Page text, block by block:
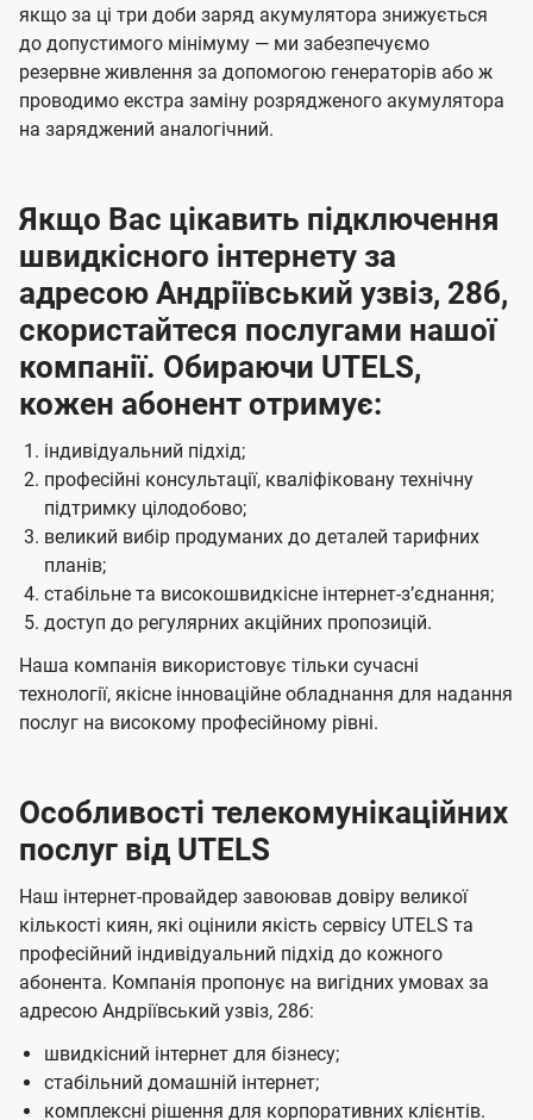
якщо за ці три доби заряд акумулятора знижується
до допустимого мінімуму — ми забезпечуємо
резервне живлення за допомогою генераторів або ж
проводимо екстра заміну розрядженого акумулятора
на заряджений аналогічний.
Якщо Вас цікавить підключення
швидкісного інтернету за
адресою Андріївський узвіз, 28б,
скористайтеся послугами нашої
компанії. Обираючи UTELS,
кожен абонент отримує:
індивідуальний підхід;
професійні консультації, кваліфіковану технічну
підтримку цілодобово;
великий вибір продуманих до деталей тарифних
планів;
стабільне та високошвидкісне інтернет-зʼєднання;
доступ до регулярних акційних пропозицій.
Наша компанія використовує тільки сучасні
технології, якісне інноваційне обладнання для надання
послуг на високому професійному рівні.
Особливості телекомунікаційних
послуг від UTELS
Наш інтернет-провайдер завоював довіру великої
кількості киян, які оцінили якість сервісу UTELS та
професійний індивідуальний підхід до кожного
абонента. Компанія пропонує на вигідних умовах за
адресою Андріївський узвіз, 28б:
швидкісний інтернет для бізнесу;
стабільний домашній інтернет;
комплексні рішення для корпоративних клієнтів.